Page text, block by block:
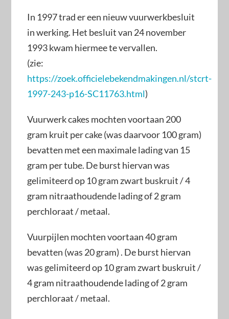
In 1997 trad er een nieuw vuurwerkbesluit
in werking. Het besluit van 24 november
1993 kwam hiermee te vervallen.
(zie:
https://zoek.officielebekendmakingen.nl/stcrt-
1997-243-p16-SC11763.html)
Vuurwerk cakes mochten voortaan 200
gram kruit per cake (was daarvoor 100 gram)
bevatten met een maximale lading van 15
gram per tube. De burst hiervan was
gelimiteerd op 10 gram zwart buskruit / 4
gram nitraathoudende lading of 2 gram
perchloraat / metaal.
Vuurpijlen mochten voortaan 40 gram
bevatten (was 20 gram) . De burst hiervan
was gelimiteerd op 10 gram zwart buskruit /
4 gram nitraathoudende lading of 2 gram
perchloraat / metaal.